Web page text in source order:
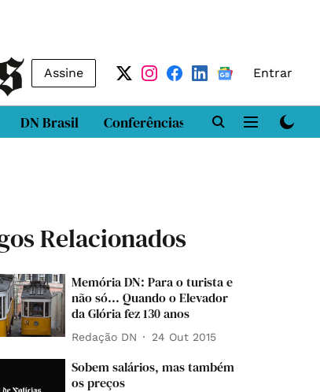
Assine Entrar
DN Brasil Conferências DN LAB
Relacionados
Memória DN: Para o turista e
não só... Quando o Elevador
da Glória fez 130 anos
Redação DN 24 Out 2015
Sobem salários, mas também
os preços